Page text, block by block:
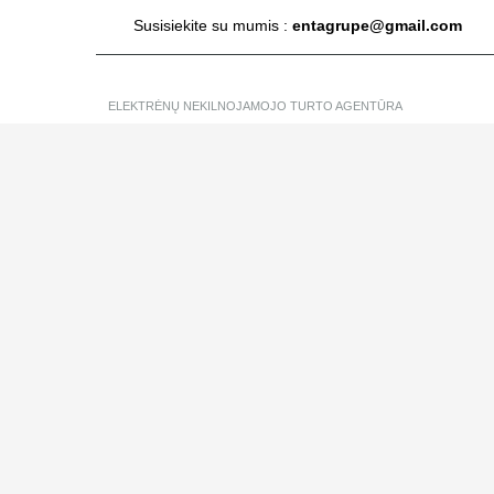
Susisiekite su mumis : entagrupe@gmail.com
ELEKTRĖNŲ NEKILNOJAMOJO TURTO AGENTŪRA